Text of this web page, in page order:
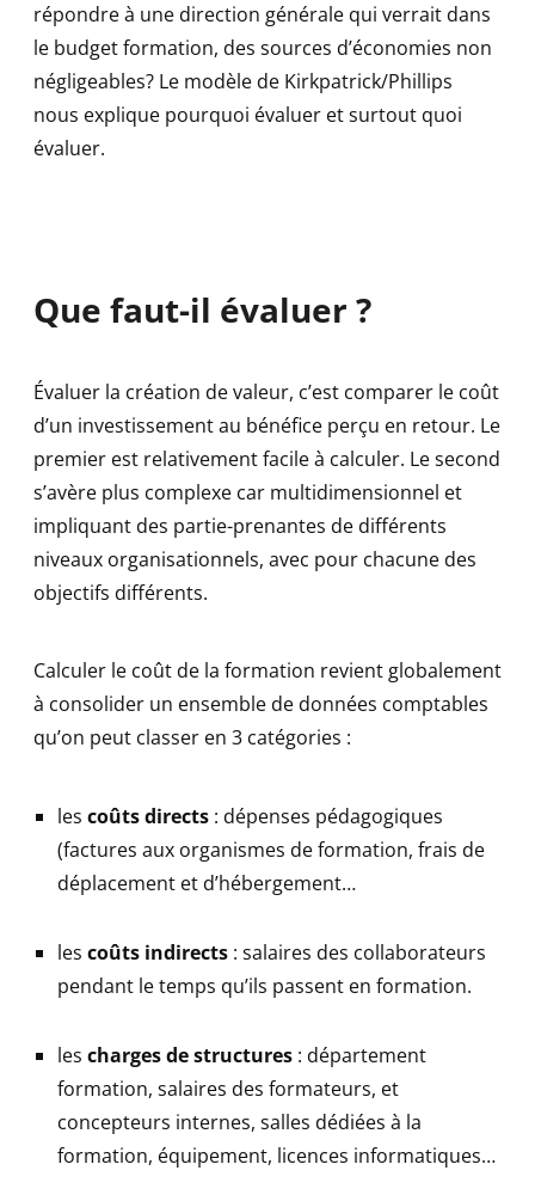
répondre à une direction générale qui verrait dans
le budget formation, des sources d’économies non
négligeables? Le modèle de Kirkpatrick/Phillips
nous explique pourquoi évaluer et surtout quoi
évaluer.
Que faut-il évaluer ?
Évaluer la création de valeur, c’est comparer le coût
d’un investissement au bénéfice perçu en retour. Le
premier est relativement facile à calculer. Le second
s’avère plus complexe car multidimensionnel et
impliquant des partie-prenantes de différents
niveaux organisationnels, avec pour chacune des
objectifs différents.
Calculer le coût de la formation revient globalement
à consolider un ensemble de données comptables
qu’on peut classer en 3 catégories :
les coûts directs : dépenses pédagogiques
(factures aux organismes de formation, frais de
déplacement et d’hébergement…
les coûts indirects : salaires des collaborateurs
pendant le temps qu’ils passent en formation.
les charges de structures : département
formation, salaires des formateurs, et
concepteurs internes, salles dédiées à la
formation, équipement, licences informatiques…